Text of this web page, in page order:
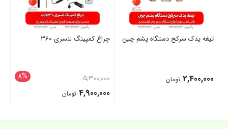
تیغه یدک سرکج دستگاه پشم چین
2,400,000 تومان
چراغ کمپینگ لنسری 360
8% 5,300,000قیمت
اصلی:
بود.
4,900,000 تومان
فعلی: